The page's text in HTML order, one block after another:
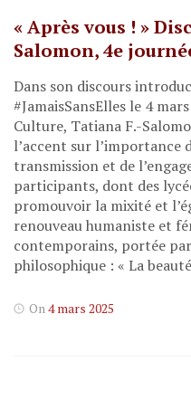
« Après vous ! »
Salomon, 4e
Dans son discours
#JamaisSansElles le 4
Culture, Tatiana F.-
l’accent sur l’importance
transmission et de
participants, dont des
promouvoir la mixité et
renouveau humaniste et
contemporains, portée
philosophique : « La
On4 mars 2025